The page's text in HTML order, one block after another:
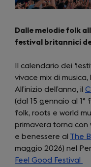
Dalle melodie folk
festival britannici
Il calendario dei
vivace mix di
All’inizio dell’anno, il
(dal 15 gennaio al
folk, roots e world
primavera torna con
e benessere al The
maggio 2026) nel
Feel Good Festival